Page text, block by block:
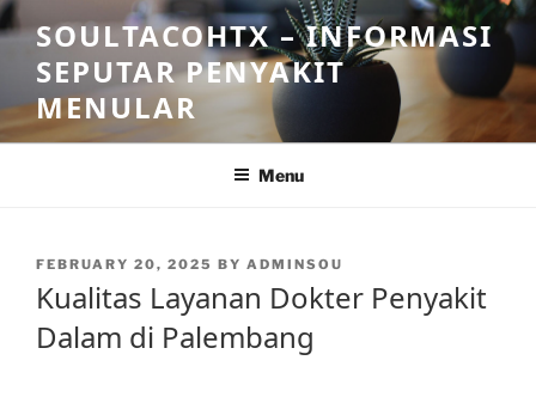
Skip
to
content
SOULTACOHTX – INFORMASI
SEPUTAR PENYAKIT
MENULAR
Menu
POSTED
FEBRUARY 20, 2025 BY ADMINSOU
Kualitas Layanan Dokter Penyakit
Dalam di Palembang